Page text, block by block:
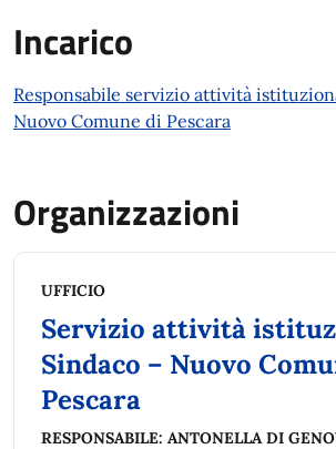
Incarico
Responsabile servizio attività
Nuovo Comune di Pescara
Organizzazioni
UFFICIO
Servizio attività
Sindaco – Nuovo
Pescara
RESPONSABILE: ANTONELLA DI